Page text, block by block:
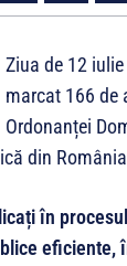
Ziua de 12
marcat 166 de
Ordonanței
din
în
eficiente,